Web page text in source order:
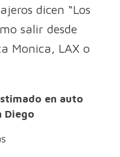
dicen “Los
salir desde
Monica, LAX o
en auto
Diego